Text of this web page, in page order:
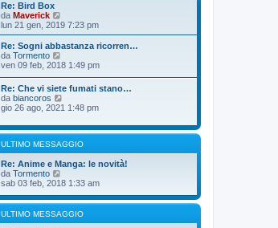
g
i
s
g
g
i
o
l
m
o
m
e
s
s
a
g
i
o
Re: Bird Box
da Maverick
e
d
i
l
i
m
o
m
s
s
a
g
g
i
o
lun 21 gen, 2019 7:23 pm
Re: Sogni abbastanza ricorren…
da Tormento
e
u
l
t
m
o
e
s
s
a
g
i
ven 09 feb, 2018 1:49 pm
Re: Che vi siete fumati stano…
da biancoros
e
i
u
l
t
i
o
m
e
s
s
gio 26 ago, 2021 1:48 pm
ULTIMO MESSAGGIO
Re: Anime e Manga: le novità!
da Tormento
e
i
u
sab 03 feb, 2018 1:33 am
ULTIMO MESSAGGIO